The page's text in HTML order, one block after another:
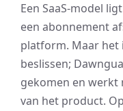
Een SaaS-model
een abonnement
platform. Maar het
beslissen;
gekomen en werkt
van het product.